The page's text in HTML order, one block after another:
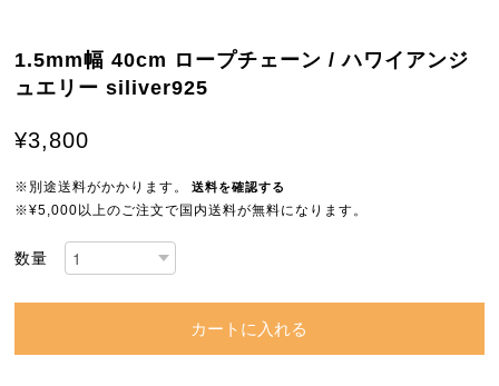
1.5mm幅 40cm ロープチェーン / ハワイアンジ
ュエリー siliver925
¥3,800
※別途送料がかかります。 送料を確認する
※¥5,000以上のご注文で国内送料が無料になります。
数量
カートに入れる